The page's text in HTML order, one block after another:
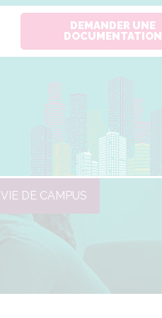
DEMANDER UNE
DOCUMENTATION
VIE DE CAMPUS